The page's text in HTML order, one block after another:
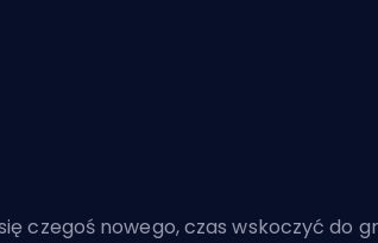
czegoś nowego, czas wskoczyć do